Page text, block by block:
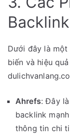
Dưới đây là
biến và hiệu
Ahrefs: Đây
backlink
thông tin chi